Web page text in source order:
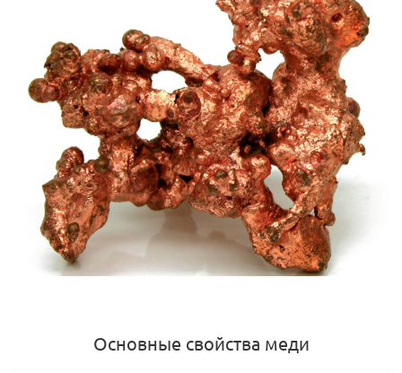
Основные свойства меди